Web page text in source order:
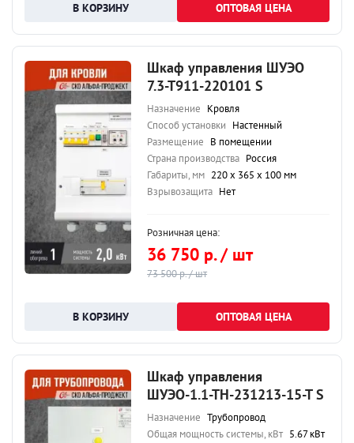
ОПТОВАЯ ЦЕНА
Шкаф управления ШУЭО
7.3-Т911-220101 S
Назначение Кровля
Способ установки Настенный
Размещение В помещении
Страна производства Россия
Габариты, мм 220 х 365 х 100 мм
Взрывозащита Нет
Розничная цена:
36 750 р. / шт
73 500 р. / шт
ОПТОВАЯ ЦЕНА
Шкаф управления
ШУЭО-1.1-ТН-231213-15-Т S
Назначение Трубопровод
Общая мощность системы, кВт 5.67 кВт